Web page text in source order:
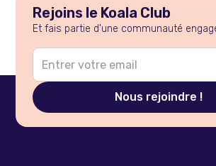
Rejoins le Koala Club
Et fais partie d'une communauté